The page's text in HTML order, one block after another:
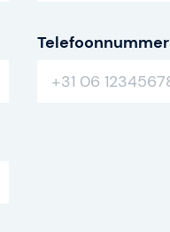
Telefoonnummer